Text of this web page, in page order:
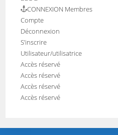
CONNEXION Membres
Compte
Déconnexion
S’inscrire
Utilisateur/utilisatrice
Accès réservé
Accès réservé
Accès réservé
Accès réservé